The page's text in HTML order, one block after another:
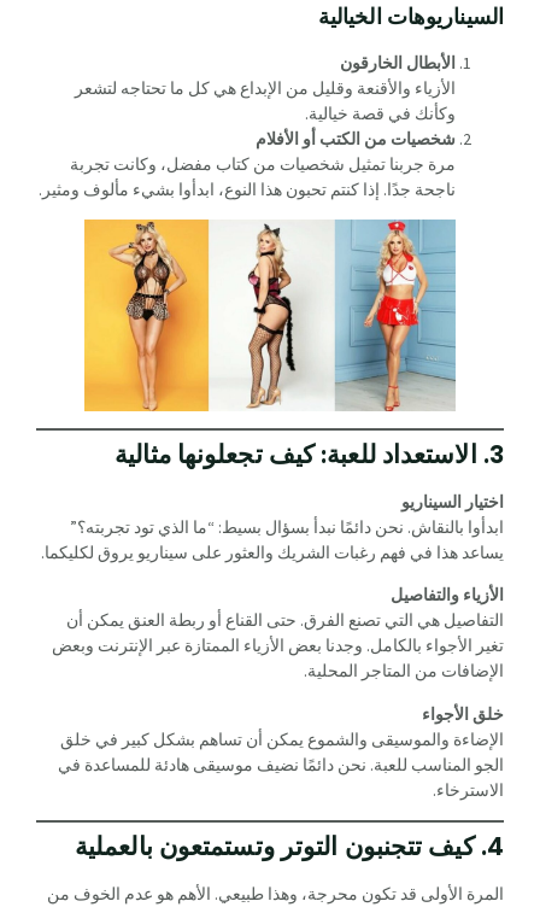
السيناريوهات الخيالية
الأبطال الخارقون
الأزياء والأقنعة وقليل من الإبداع هي كل ما تحتاجه لتشعر
وكأنك في قصة خيالية.
شخصيات من الكتب أو الأفلام
مرة جربنا تمثيل شخصيات من كتاب مفضل، وكانت تجربة
ناجحة جدًا. إذا كنتم تحبون هذا النوع، ابدأوا بشيء مألوف ومثير.
3. الاستعداد للعبة: كيف تجعلونها مثالية
اختيار السيناريو
ابدأوا بالنقاش. نحن دائمًا نبدأ بسؤال بسيط: “ما الذي تود تجربته؟”
يساعد هذا في فهم رغبات الشريك والعثور على سيناريو يروق لكليكما.
الأزياء والتفاصيل
التفاصيل هي التي تصنع الفرق. حتى القناع أو ربطة العنق يمكن أن
تغير الأجواء بالكامل. وجدنا بعض الأزياء الممتازة عبر الإنترنت وبعض
الإضافات من المتاجر المحلية.
خلق الأجواء
الإضاءة والموسيقى والشموع يمكن أن تساهم بشكل كبير في خلق
الجو المناسب للعبة. نحن دائمًا نضيف موسيقى هادئة للمساعدة في
الاسترخاء.
4. كيف تتجنبون التوتر وتستمتعون بالعملية
المرة الأولى قد تكون محرجة، وهذا طبيعي. الأهم هو عدم الخوف من